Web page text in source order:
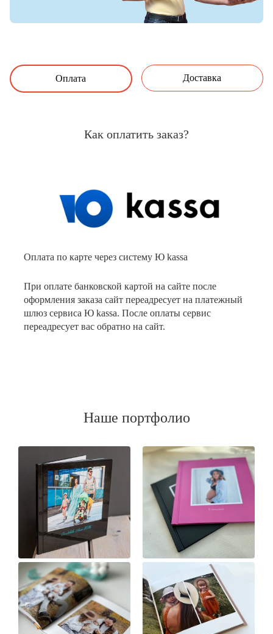
Оплата Доставка
Как оплатить заказ?
Оплата по карте через систему Ю kassa
При оплате банковской картой на сайте после
оформления заказа сайт переадресует на платежный
шлюз сервиса Ю kassa. После оплаты сервис
переадресует вас обратно на сайт.
Наше портфолио